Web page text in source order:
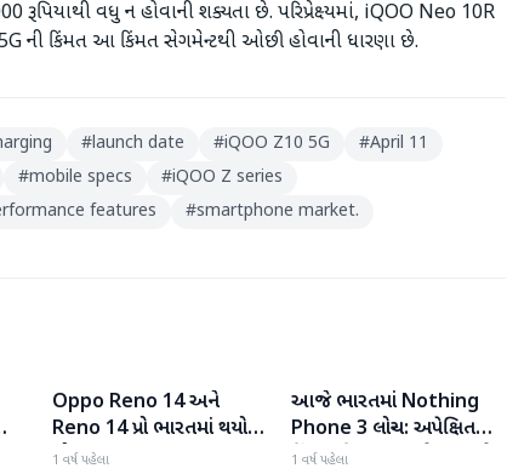
વધુ ન હોવાની શક્યતા છે. પરિપ્રેક્ષ્યમાં, iQOO Neo 10R
ની કિંમત આ કિંમત સેગમેન્ટથી ઓછી હોવાની ધારણા છે.
#launch date #iQOO Z10 5G #April 11
#mobile specs #iQOO Z series
features #smartphone market.
ગેજેટ
Oppo Reno 14 અને
Reno 14 પ્રો ભારતમાં થયો
લોન્ચ
1 વર્ષ પહેલા
ગેજેટ
આજે ભારતમાં Nothing
Phone 3 લોન્ચ: અપેક્ષિત
કિંમત, ડિઝાઇન, સ્પેક્સ અને
1 વર્ષ પહેલા